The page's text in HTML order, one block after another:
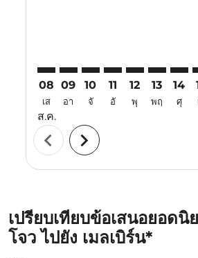
08
เส
ส.ค.
09
อา
10
จั
11
อั
12
พุ
13
พฤ
14
ศุ
chevron_left chevron_right
เปรียบเทียบข้อเสนอยอดนิ
โจว ไปยัง เมลเบิร์น*